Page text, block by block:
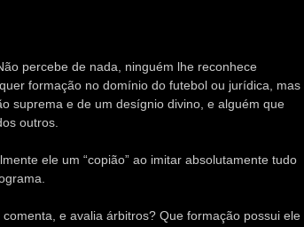
percebe de nada, ninguém lhe reconhece
formação no domínio do futebol ou jurídica, mas
suprema e de um desígnio divino, e alguém que
outros.
ele um “copião” ao imitar absolutamente tudo
e avalia árbitros? Que formação possui ele